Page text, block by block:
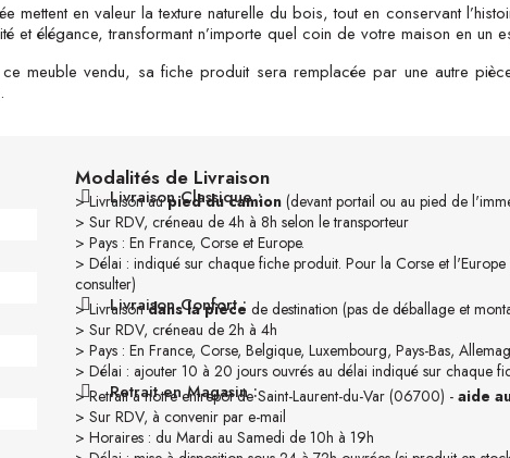
en valeur la texture naturelle du bois, tout en conservant
et élégance, transformant n’importe quel coin de votre maison en un
meuble vendu, sa fiche produit sera remplacée par une autre
Modalités de Livraison
Livraison Classique :
> Livraison aupied du camion (devant portail ou au pied de
> Sur RDV, créneau de 4h à 8h selon le transporteur
> Pays : En France, Corse et Europe.
> Délai : indiqué sur chaque fiche produit. Pour la Corse et
consulter)
Livraison Confort :
> Livraisondans la pièce de destination (pas de déballage et
> Sur RDV, créneau de 2h à 4h
> Pays : En France, Corse, Belgique, Luxembourg, Pays-Bas,
> Délai : ajouter 10 à 20 jours ouvrés au délai indiqué sur chaque
Retrait en Magasin :
> Retrait à notre entrepôt de Saint-Laurent-du-Var (06700) - aide
> Sur RDV, à convenir par e-mail
> Horaires : du Mardi au Samedi de 10h à 19h